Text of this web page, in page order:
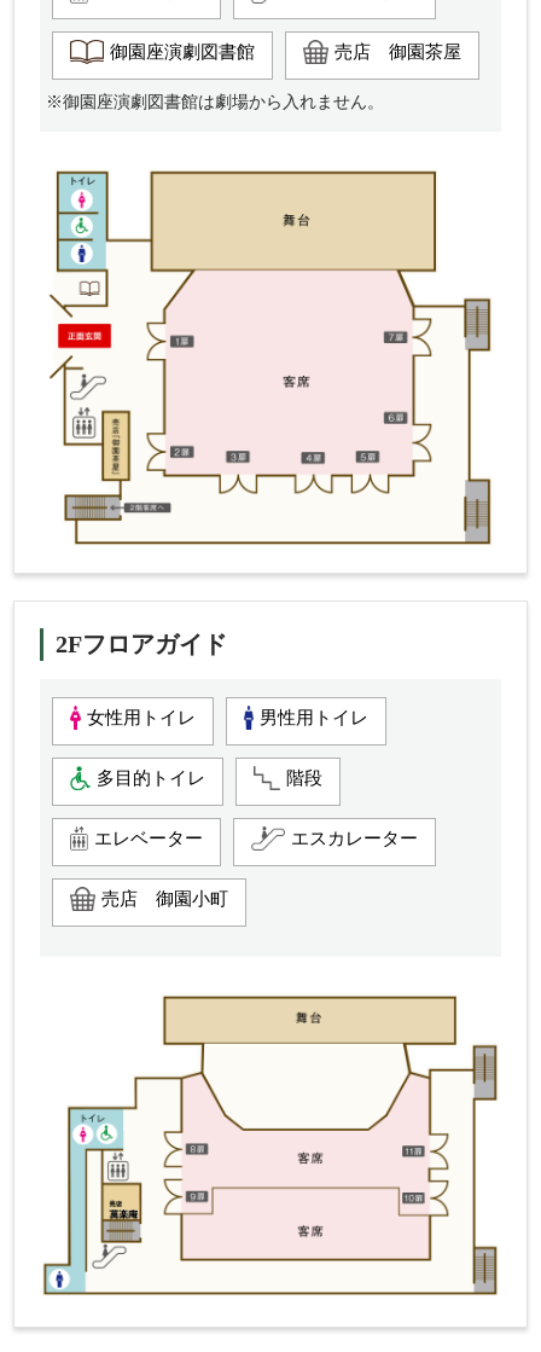
御園座演劇図書館 売店 御園茶屋
※御園座演劇図書館は劇場から入れません。
2Fフロアガイド
女性用トイレ 男性用トイレ
多目的トイレ 階段
エレベーター エスカレーター
売店 御園小町